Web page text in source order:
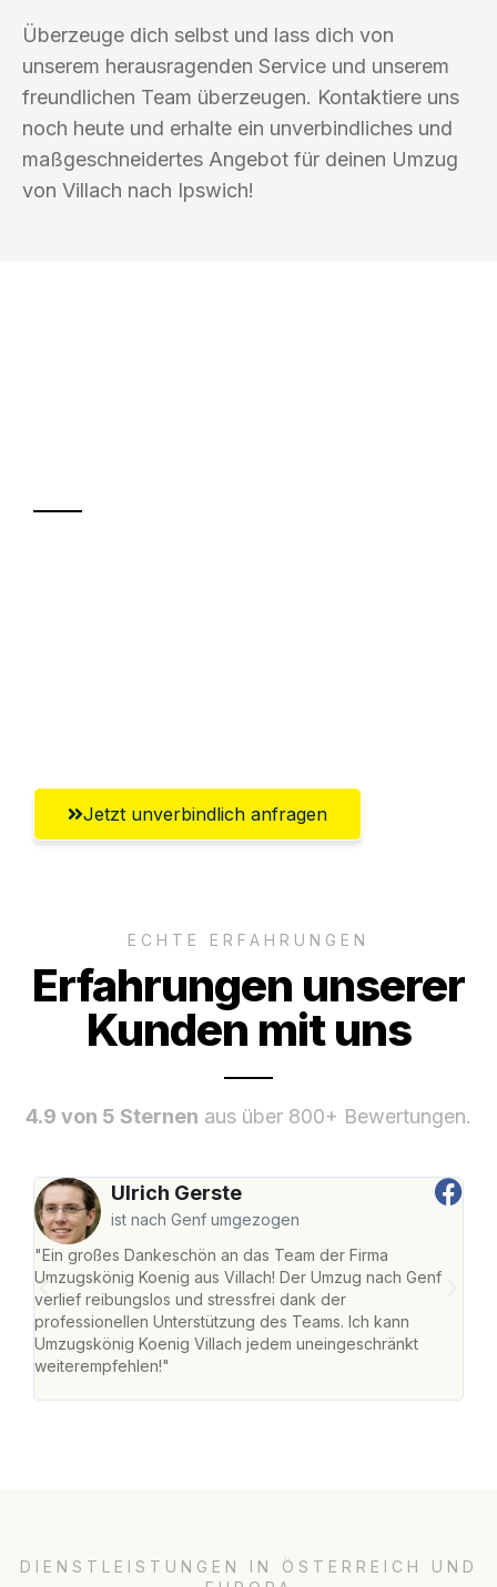
Überzeuge dich selbst und lass dich von
unserem herausragenden Service und unserem
freundlichen Team überzeugen. Kontaktiere uns
noch heute und erhalte ein unverbindliches und
maßgeschneidertes Angebot für deinen Umzug
von Villach nach Ipswich!
Jetzt unverbindlich anfragen
ECHTE ERFAHRUNGEN
Erfahrungen unserer
Kunden mit uns
4.9 von 5 Sternen aus über 800+ Bewertungen.
Ulrich Gerste
ist nach Genf umgezogen
"Ein großes Dankeschön an das Team der Firma
Umzugskönig Koenig aus Villach! Der Umzug nach Genf
verlief reibungslos und stressfrei dank der
professionellen Unterstützung des Teams. Ich kann
Umzugskönig Koenig Villach jedem uneingeschränkt
weiterempfehlen!"
DIENSTLEISTUNGEN IN ÖSTERREICH UND